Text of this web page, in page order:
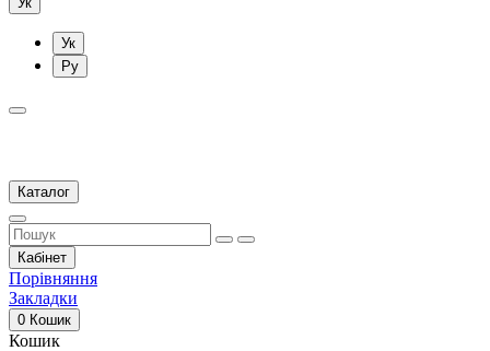
Ук
Ру
Каталог
Кабінет
Порівняння
Закладки
0 Кошик
Кошик